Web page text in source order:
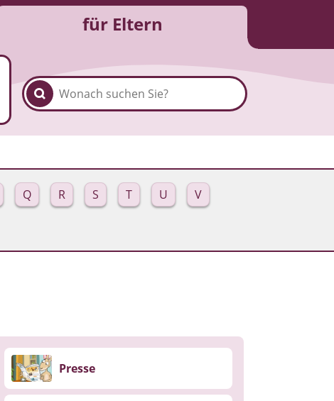
für Eltern
Q R S T U
V
Presse